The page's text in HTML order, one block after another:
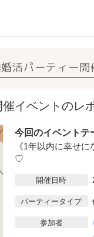
婚活パーティー開
イベントのレ
今回のイベントテ
《1年以内に幸せ
♡
開催日時
パーティータイプ
参加者